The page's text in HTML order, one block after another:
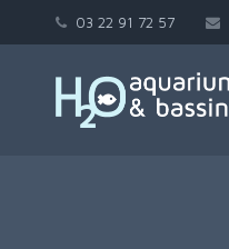
03 22 91 72 57